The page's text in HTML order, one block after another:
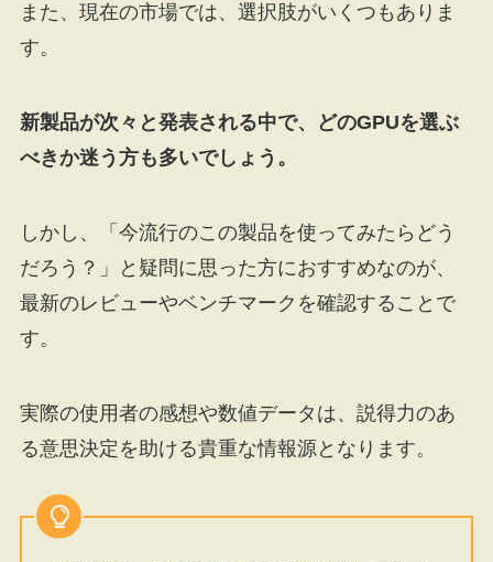
また、現在の市場では、選択肢がいくつもありま
す。
新製品が次々と発表される中で、どのGPUを選ぶ
べきか迷う方も多いでしょう。
しかし、「今流行のこの製品を使ってみたらどう
だろう？」と疑問に思った方におすすめなのが、
最新のレビューやベンチマークを確認することで
す。
実際の使用者の感想や数値データは、説得力のあ
る意思決定を助ける貴重な情報源となります。